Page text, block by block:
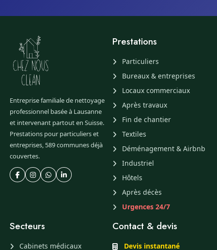
Entreprise familiale de nettoyage
professionnel basée à Lausanne
et intervenant partout en Suisse.
Prestations pour particuliers et
entreprises, 589 communes déjà
couvertes.
Prestations
Particuliers
Bureaux & entreprises
Locaux commerciaux
Après travaux
Fin de chantier
Textiles
Déménagement & Airbnb
Industriel
Hôtels
Après décès
Urgences 24/7
Secteurs
Cabinets médicaux
Contact & devis
Devis instantané